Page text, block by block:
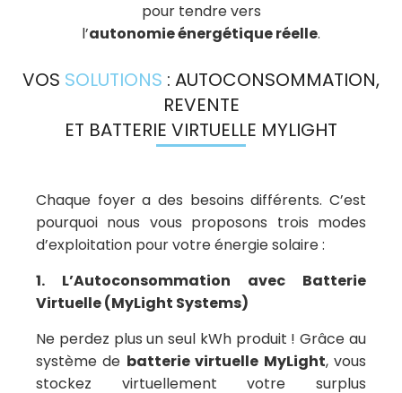
pour tendre vers
l’autonomie énergétique réelle.
VOS SOLUTIONS : AUTOCONSOMMATION,
REVENTE
ET BATTERIE VIRTUELLE MYLIGHT
Chaque foyer a des besoins différents. C’est
pourquoi nous vous proposons trois modes
d’exploitation pour votre énergie solaire :
1. L’Autoconsommation avec Batterie
Virtuelle (MyLight Systems)
Ne perdez plus un seul kWh produit ! Grâce au
système de batterie virtuelle MyLight, vous
stockez virtuellement votre surplus